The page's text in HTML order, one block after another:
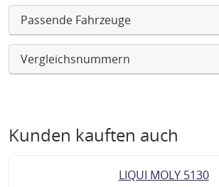
Passende Fahrzeuge
Vergleichsnummern
Kunden kauften auch
LIQUI MOLY 5130